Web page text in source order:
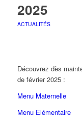
2025
ACTUALITÉS
Découvrez dès
de février 2025 :
Menu Maternelle
Menu Elémentaire